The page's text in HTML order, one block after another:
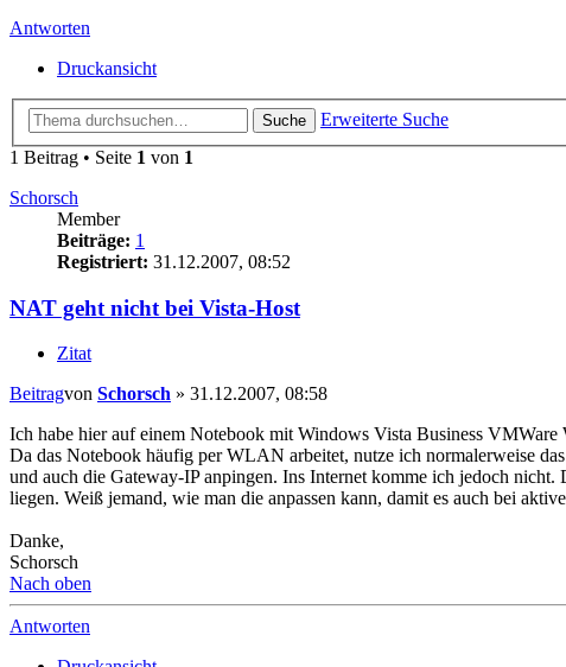
Antworten
Druckansicht
Suche
Erweiterte Suche
1 Beitrag • Seite 1 von 1
Schorsch
Member
Beiträge: 1
Registriert: 31.12.2007, 08:52
NAT geht nicht bei Vista-Host
Zitat
Beitragvon Schorsch » 31.12.2007, 08:58
Ich habe hier auf einem Notebook mit Windows Vista Business
Da das Notebook häufig per WLAN arbeitet, nutze ich normalerweise
und auch die Gateway-IP anpingen. Ins Internet komme ich jedoch
liegen. Weiß jemand, wie man die anpassen kann, damit es auch bei
Danke,
Schorsch
Nach oben
Antworten